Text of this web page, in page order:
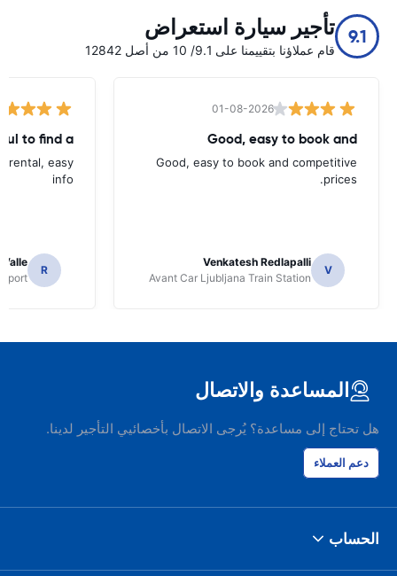
9.1 تأجير سيارة استعراض
قام عملاؤنا بتقييمنا على 9.1/ 10 من أصل 12842
01-08-2026
Good, easy to book and
Good, easy to book and competitive
prices.
V
Venkatesh Redlapalli
Avant Car Ljubljana Train Station
to find a
rental, easy
info
R
المساعدة والاتصال
هل تحتاج إلى مساعدة؟ يُرجى الاتصال بأخصائيي التأجير لدينا.
دعم العملاء
الحساب